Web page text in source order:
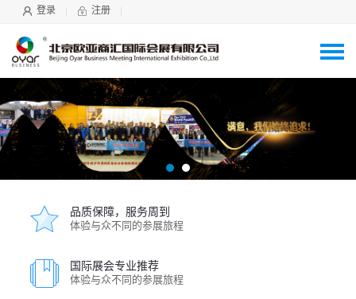
登录 注册
品质保障，服务周到
体验与众不同的参展旅程
国际展会专业推荐
体验与众不同的参展旅程